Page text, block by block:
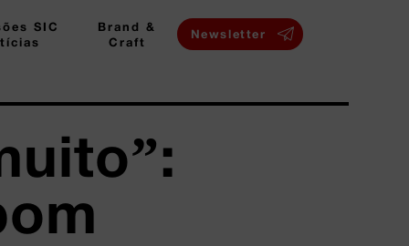
SIC
Brand &
Craft
Newsletter